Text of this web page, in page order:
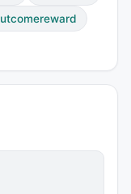
假装"我们解决
种方法的
花大量时间调
Reward
方向来深入——